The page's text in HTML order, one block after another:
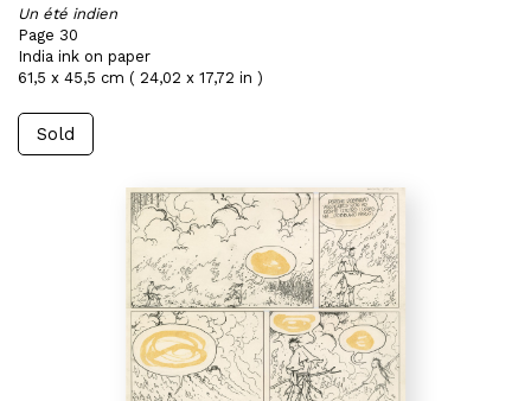
Un été indien
Page 30
India ink on paper
61,5 x 45,5 cm ( 24,02 x 17,72 in )
Sold